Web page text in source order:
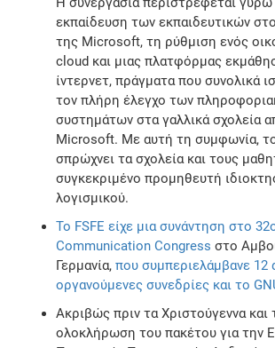
εκπαίδευση των εκπαιδευτικών
της Microsoft, τη ρύθμιση ενός
cloud και μιας πλατφόρμας
ίντερνετ, πράγματα που συνολικά
τον πλήρη έλεγχο των
συστημάτων στα γαλλικά σχολεία
Microsoft. Με αυτή τη συμφωνία,
σπρώχνει τα σχολεία και τους
συγκεκριμένο προμηθευτή
λογισμικού.
Το FSFE είχε μια συνάντηση στο
Communication Congress στο
Γερμανία,που συμπεριελάμβανε 12
οργανούμενες συνεδρίες και το
Ακριβώς πριν τα Χριστούγεννα και
ολοκλήρωση του πακέτου για την